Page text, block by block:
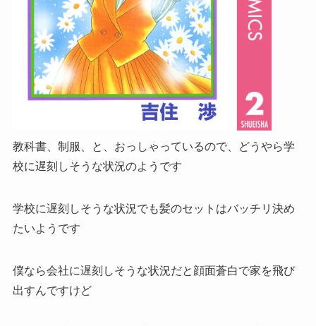
教科書、制服、と、おっしゃっているので、
どうやら学
校に遅刻しそうな状況のようです
学校に遅刻しそうな状況でも髪のセットはバッチリ決め
たいようです
僕なら会社に遅刻しそうな状況だと顔面蒼白で家を飛び
出すんですけど